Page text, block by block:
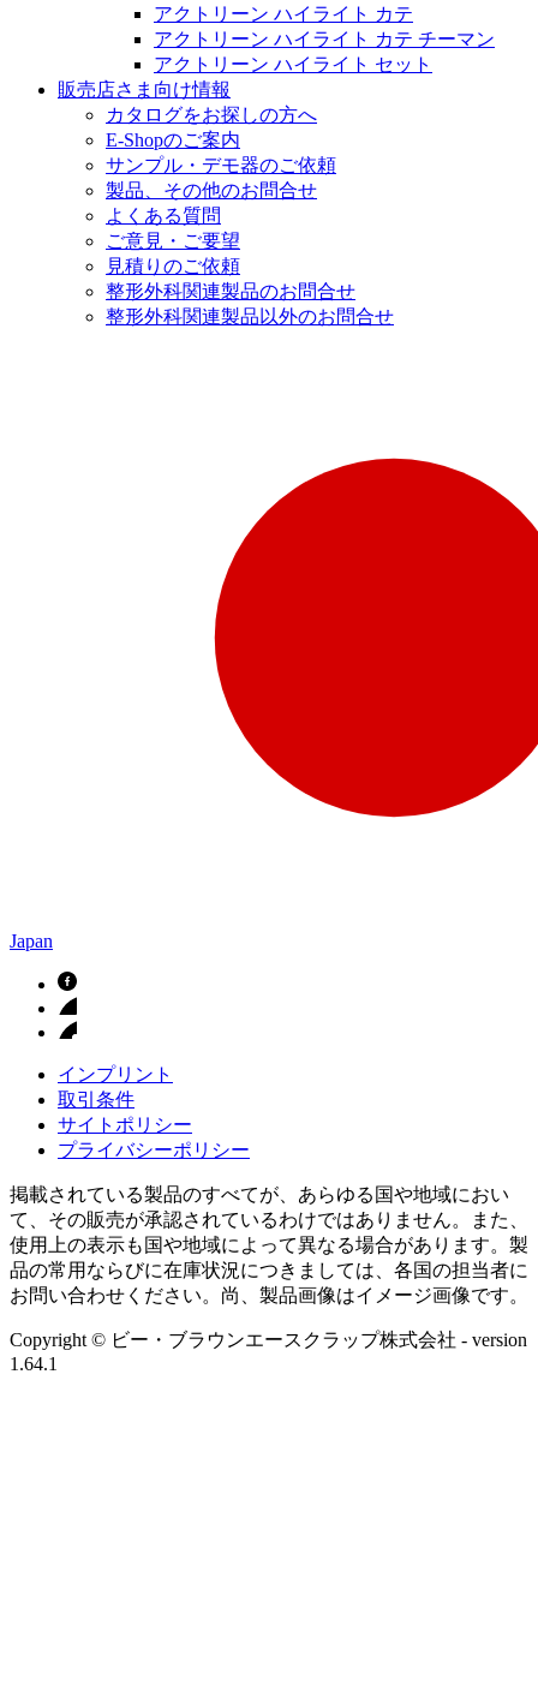
アクトリーン ハイライト カテ
アクトリーン ハイライト カテ チーマン
アクトリーン ハイライト セット
販売店さま向け情報
カタログをお探しの方へ
E-Shopのご案内
サンプル・デモ器のご依頼
製品、その他のお問合せ
よくある質問
ご意見・ご要望
見積りのご依頼
整形外科関連製品のお問合せ
整形外科関連製品以外のお問合せ
Japan
インプリント
取引条件
サイトポリシー
プライバシーポリシー
掲載されている製品のすべてが、あらゆる国や地域におい
て、その販売が承認されているわけではありません。また、
使用上の表示も国や地域によって異なる場合があります。製
品の常用ならびに在庫状況につきましては、各国の担当者に
お問い合わせください。尚、製品画像はイメージ画像です。
Copyright © ビー・ブラウンエースクラップ株式会社 - version
1.64.1